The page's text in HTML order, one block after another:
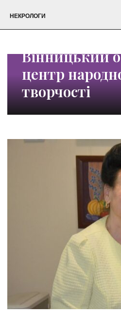
НЕКРОЛОГИ
Вінницький
центр
творчості